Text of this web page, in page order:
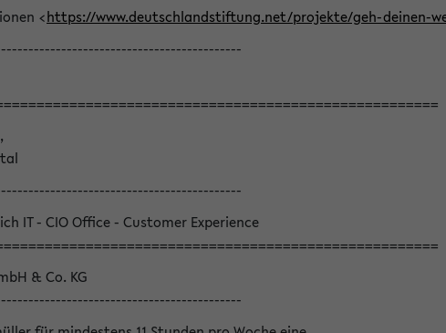
<https://www.deutschlandstiftung.net/projekte/geh-deinen-
IT - CIO Office - Customer Experience
& Co. KG